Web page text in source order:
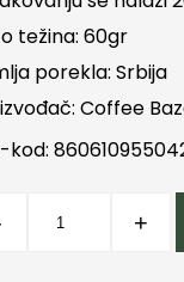
težina: 60gr
porekla: Srbija
Coffee
kod:
+